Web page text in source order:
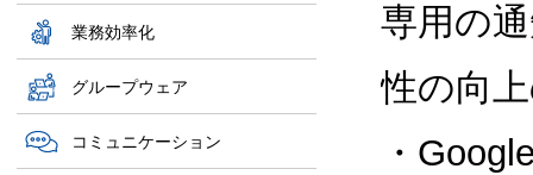
業務効率化
グループウェア
コミュニケーション
専用の
性の向
・